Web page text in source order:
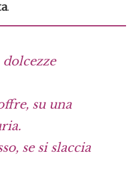
.
su una
se si slaccia